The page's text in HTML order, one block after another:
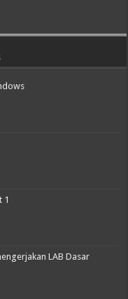
1
LAB Dasar